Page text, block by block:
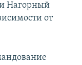
Нагорный
от